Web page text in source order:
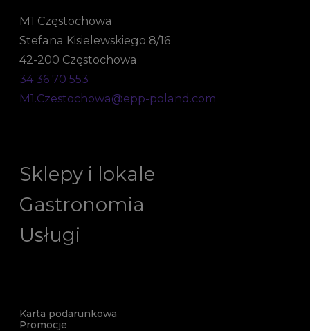
M1 Częstochowa
Stefana Kisielewskiego 8/16
42-200 Częstochowa
34 36 70 553
M1.Czestochowa@epp-poland.com
Sklepy i lokale
Gastronomia
Usługi
Karta podarunkowa
Promocje